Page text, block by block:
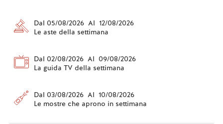
Dal 05/08/2026 Al 12/08/2026
Le aste della settimana
Dal 02/08/2026 Al 09/08/2026
La guida TV della settimana
Dal 03/08/2026 Al 10/08/2026
Le mostre che aprono in settimana